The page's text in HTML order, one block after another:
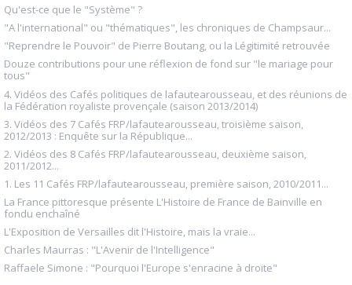
Qu'est-ce que le "Système" ?
"A l'international" ou "thématiques", les chroniques de Champsaur...
"Reprendre le Pouvoir" de Pierre Boutang, ou la Légitimité retrouvée
Douze contributions pour une réflexion de fond sur "le mariage pour
tous"
4. Vidéos des Cafés politiques de lafautearousseau, et des réunions de
la Fédération royaliste provençale (saison 2013/2014)
3. Vidéos des 7 Cafés FRP/lafautearousseau, troisième saison,
2012/2013 : Enquête sur la République...
2. Vidéos des 8 Cafés FRP/lafautearousseau, deuxième saison,
2011/2012...
1. Les 11 Cafés FRP/lafautearousseau, première saison, 2010/2011...
La France pittoresque présente L'Histoire de France de Bainville en
fondu enchaîné
L'Exposition de Versailles dit l'Histoire, mais la vraie...
Charles Maurras : "L'Avenir de l'Intelligence"
Raffaele Simone : "Pourquoi l'Europe s'enracine à droite"